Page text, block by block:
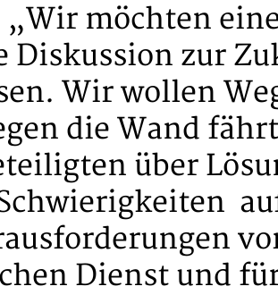
„Wir möchten
Diskussion zur
Wir wollen
die Wand
über
Dienst und